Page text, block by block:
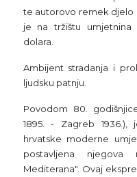
te autorovo remek djelo
je na tržištu umjetnina
dolara.
Ambijent stradanja i
ljudsku patnju.
Povodom 80.
1895. - Zagreb 1936.),
hrvatske moderne
postavljena njegova
Mediterana". Ovaj